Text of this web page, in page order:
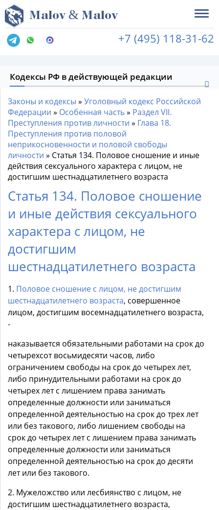
Malov & Malov
+7 (495) 118-31-62
Кодексы РФ в действующей редакции
Законы и кодексы » Уголовный кодекс Российской
Федерации » Особенная часть» Раздел VII.
Преступления против личности » Глава 18.
Преступления против половой
неприкосновенности и половой свободы
личности » Статья 134. Половое сношение и иные
действия сексуального характера с лицом, не
достигшим шестнадцатилетнего возраста
Статья 134. Половое сношение
и иные действия сексуального
характера с лицом, не
достигшим
шестнадцатилетнего возраста
1. Половое сношение с лицом, не достигшим
шестнадцатилетнего возраста, совершенное
лицом, достигшим восемнадцатилетнего возраста,
-
наказывается обязательными работами на срок до
четырехсот восьмидесяти часов, либо
ограничением свободы на срок до четырех лет,
либо принудительными работами на срок до
четырех лет с лишением права занимать
определенные должности или заниматься
определенной деятельностью на срок до трех лет
или без такового, либо лишением свободы на
срок до четырех лет с лишением права занимать
определенные должности или заниматься
определенной деятельностью на срок до десяти
лет или без такового.
2. Мужеложство или лесбиянство с лицом, не
достигшим шестнадцатилетнего возраста,